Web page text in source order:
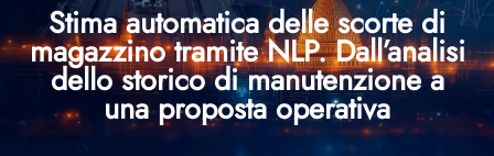
Stima automatica delle scorte di
magazzino tramite NLP. Dall’analisi
dello storico di manutenzione a
una proposta operativa